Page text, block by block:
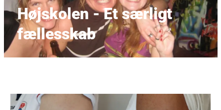
Højskolen - Et særligt
fællesskab